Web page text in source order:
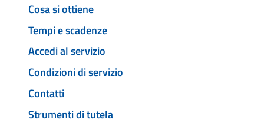
Cosa si ottiene
Tempi e scadenze
Accedi al servizio
Condizioni di servizio
Contatti
Strumenti di tutela